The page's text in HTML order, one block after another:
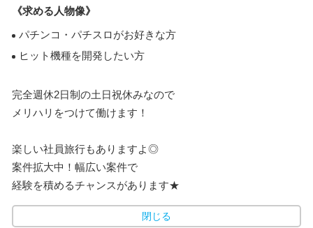
《求める人物像》
パチンコ・パチスロがお好きな方
ヒット機種を開発したい方
完全週休2日制の土日祝休みなので
メリハリをつけて働けます！
楽しい社員旅行もありますよ◎
案件拡大中！幅広い案件で
経験を積めるチャンスがあります★
閉じる